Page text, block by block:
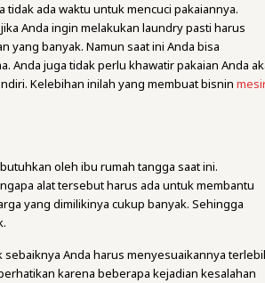
ada waktu untuk mencuci pakaiannya.
Anda ingin melakukan laundry pasti harus
banyak. Namun saat ini Anda bisa
Anda juga tidak perlu khawatir pakaian Anda
Kelebihan inilah yang membuat bisnin
oleh ibu rumah tangga saat ini.
alat tersebut harus ada untuk membantu
yang dimilikinya cukup banyak. Sehingga
sebaiknya Anda harus menyesuaikannya
karena beberapa kejadian kesalahan